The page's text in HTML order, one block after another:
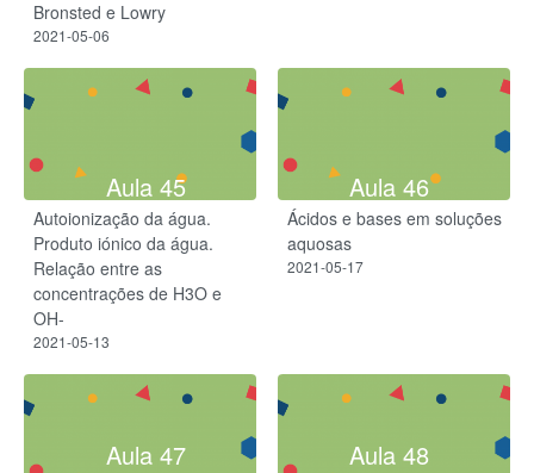
Bronsted e Lowry
2021-05-06
Aula 45
Autoionização da água.
Produto iónico da água.
Relação entre as
concentrações de H3O e
OH-
2021-05-13
Aula 46
Ácidos e bases em soluções
aquosas
2021-05-17
Aula 47 Aula 48